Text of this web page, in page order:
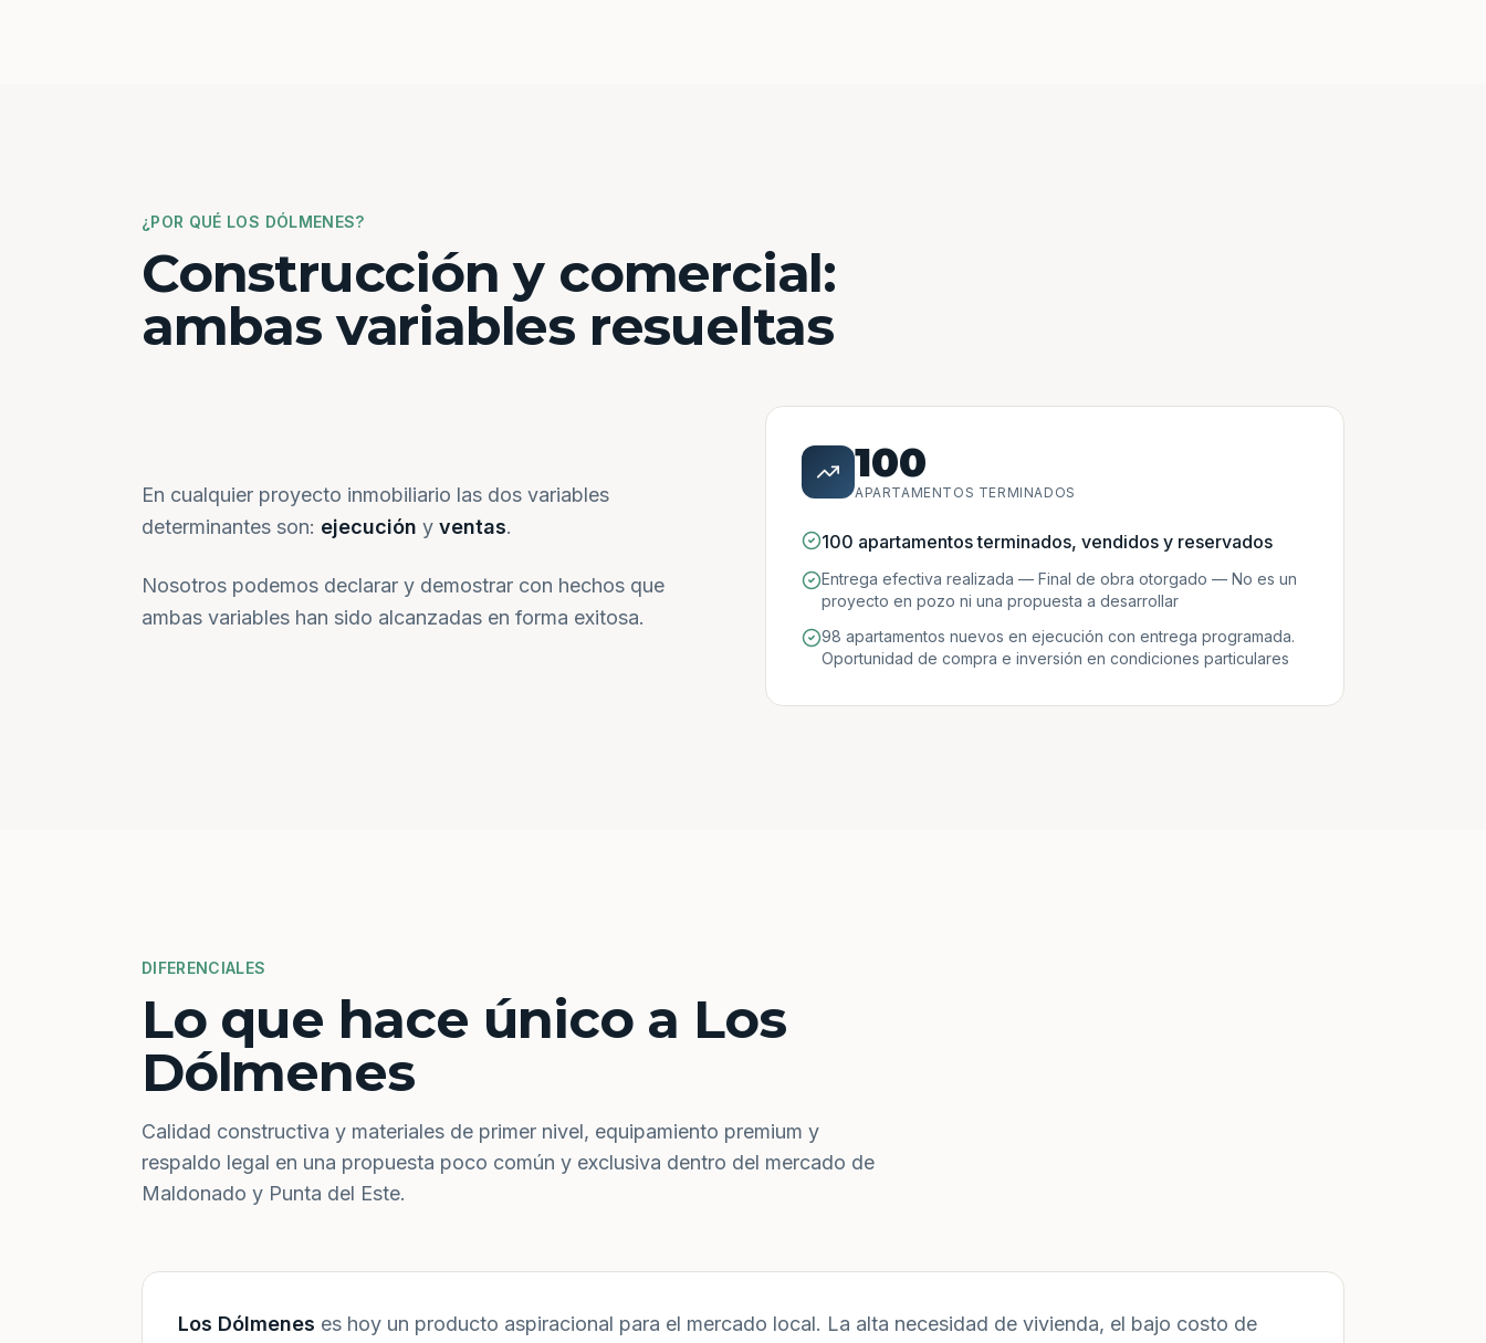
¿POR QUÉ LOS DÓLMENES?
Construcción y comercial:
ambas variables resueltas
En cualquier proyecto inmobiliario las dos variables
determinantes son: ejecución y ventas.
Nosotros podemos declarar y demostrar con hechos que
ambas variables han sido alcanzadas en forma exitosa.
100
APARTAMENTOS TERMINADOS
100 apartamentos terminados, vendidos y reservados
Entrega efectiva realizada — Final de obra otorgado — No es un
proyecto en pozo ni una propuesta a desarrollar
98 apartamentos nuevos en ejecución con entrega programada.
Oportunidad de compra e inversión en condiciones particulares
DIFERENCIALES
Lo que hace único a Los
Dólmenes
Calidad constructiva y materiales de primer nivel, equipamiento premium y
respaldo legal en una propuesta poco común y exclusiva dentro del mercado de
Maldonado y Punta del Este.
Los Dólmenes es hoy un producto aspiracional para el mercado local. La alta necesidad de vivienda, el bajo costo de